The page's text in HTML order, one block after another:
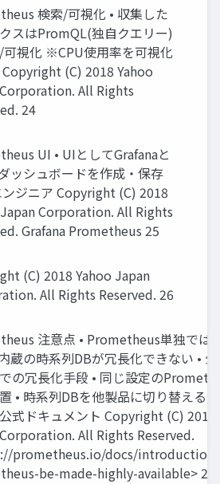
検索/可視化 • 収集した
スはPromQL(独自クエリー)
可視化 ※CPU使用率を可視化
Copyright (C) 2018 Yahoo
All Rights
24
UI • UIとしてGrafanaと
ッシュボードを作成・保存
ジニア Copyright (C) 2018
Corporation. All Rights
Grafana Prometheus 25
(C) 2018 Yahoo Japan
All Rights Reserved. 26
注意点 • Prometheus単独では
蔵の時系列DBが冗長化できない •
の冗長化手段 • 同じ設定の
• 時系列DBを他製品に切り替える
式ドキュメント Copyright (C) 2018
All Rights Reserved.
prometheus.io/docs/
be-made-highly-available> 27